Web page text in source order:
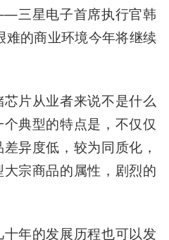
三星电子首席执行官韩
难的商业环境今年将继续
片从业者来说不是什么
典型的特点是，不仅仅
异度低，较为同质化，
宗商品的属性，剧烈的
年的发展历程也可以发